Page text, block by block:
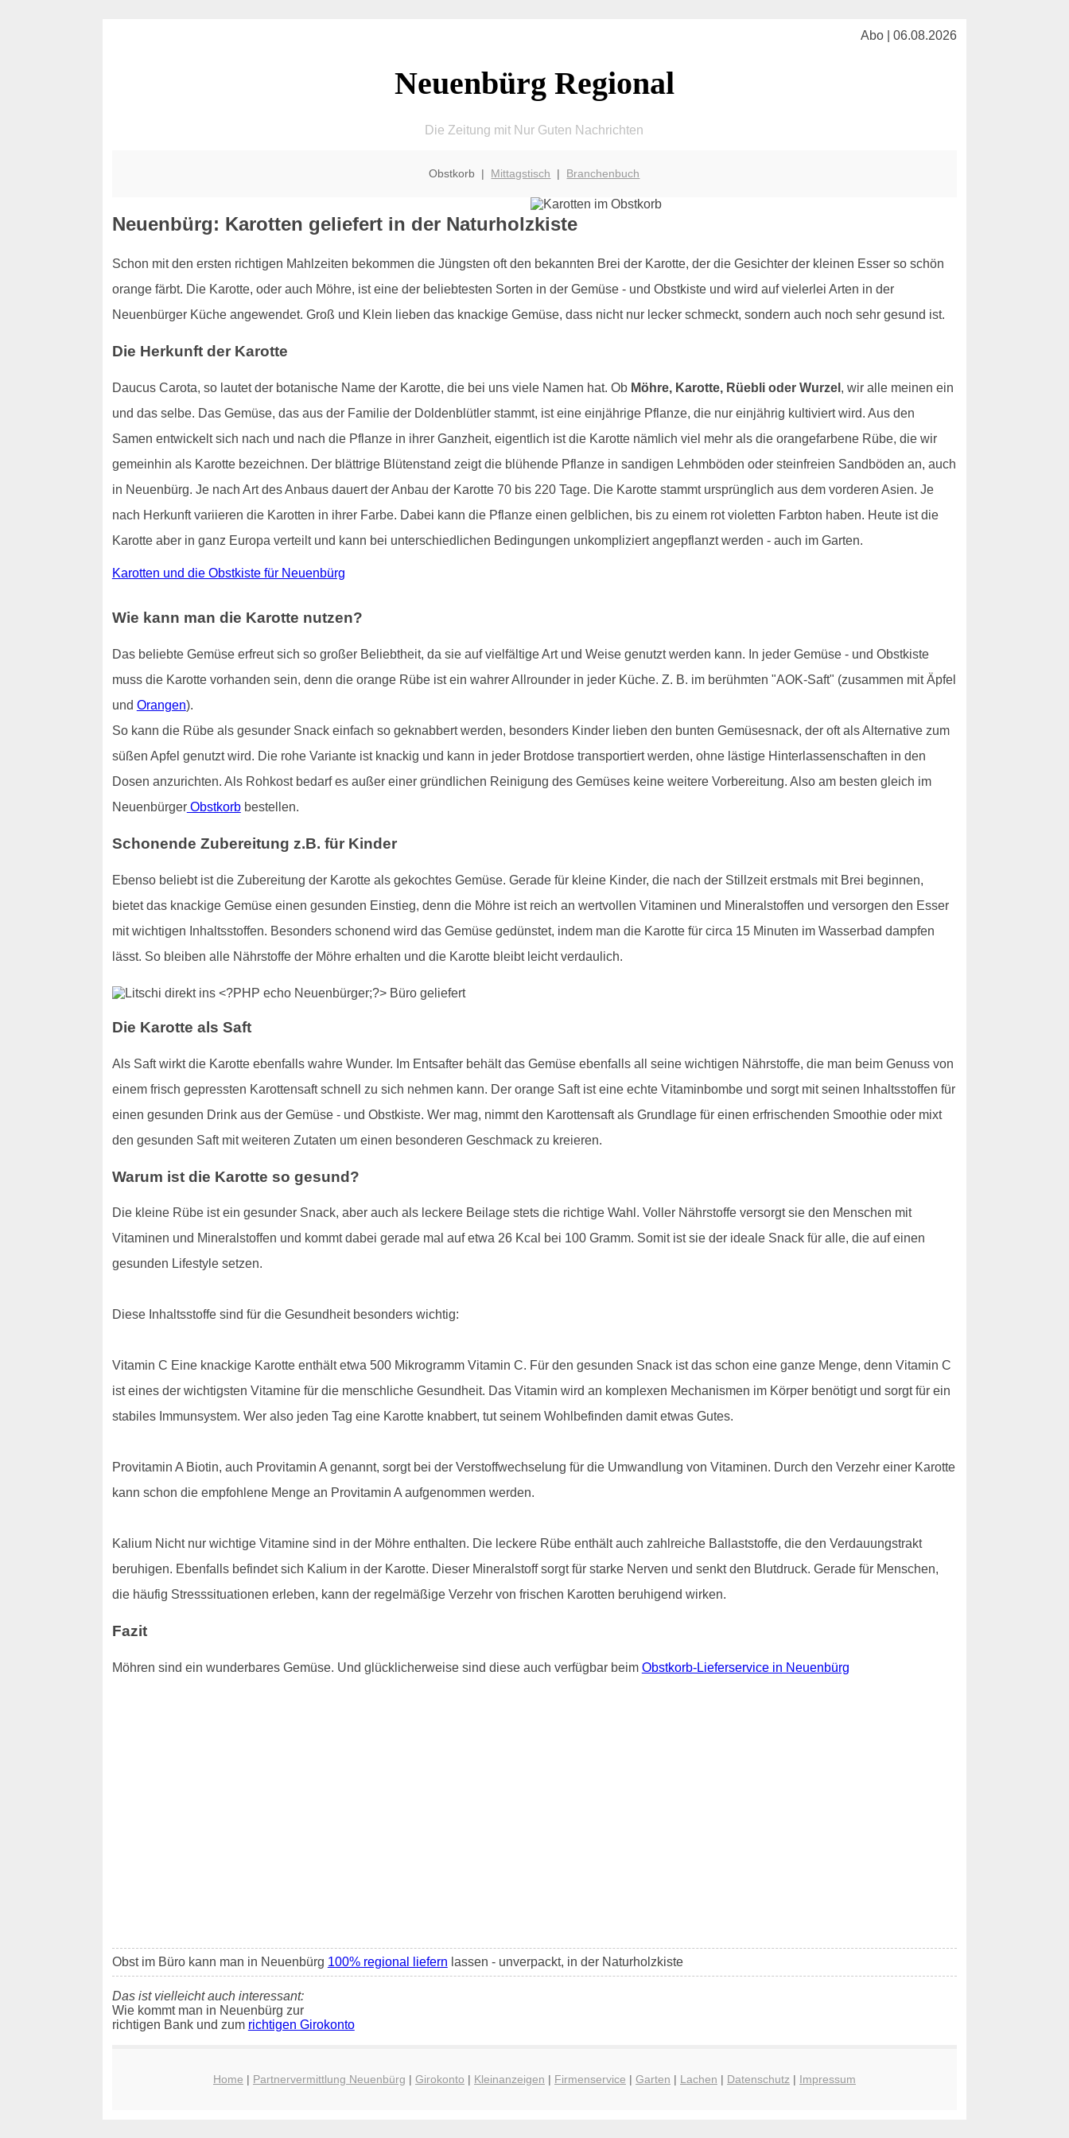
Abo | 06.08.2026
Neuenbürg Regional
Die Zeitung mit Nur Guten Nachrichten
Obstkorb | Mittagstisch | Branchenbuch
Neuenbürg: Karotten geliefert in der Naturholzkiste
Schon mit den ersten richtigen Mahlzeiten bekommen die Jüngsten oft den bekannten Brei der Karotte, der die Gesichter der kleinen Esser so schön
orange färbt. Die Karotte, oder auch Möhre, ist eine der beliebtesten Sorten in der Gemüse - und Obstkiste und wird auf vielerlei Arten in der
Neuenbürger Küche angewendet. Groß und Klein lieben das knackige Gemüse, dass nicht nur lecker schmeckt, sondern auch noch sehr gesund ist.
Die Herkunft der Karotte
Daucus Carota, so lautet der botanische Name der Karotte, die bei uns viele Namen hat. Ob Möhre, Karotte, Rüebli oder Wurzel , wir alle meinen ein
und das selbe. Das Gemüse, das aus der Familie der Doldenblütler stammt, ist eine einjährige Pflanze, die nur einjährig kultiviert wird. Aus den
Samen entwickelt sich nach und nach die Pflanze in ihrer Ganzheit, eigentlich ist die Karotte nämlich viel mehr als die orangefarbene Rübe, die wir
gemeinhin als Karotte bezeichnen. Der blättrige Blütenstand zeigt die blühende Pflanze in sandigen Lehmböden oder steinfreien Sandböden an, auch
in Neuenbürg. Je nach Art des Anbaus dauert der Anbau der Karotte 70 bis 220 Tage. Die Karotte stammt ursprünglich aus dem vorderen Asien. Je
nach Herkunft variieren die Karotten in ihrer Farbe. Dabei kann die Pflanze einen gelblichen, bis zu einem rot violetten Farbton haben. Heute ist die
Karotte aber in ganz Europa verteilt und kann bei unterschiedlichen Bedingungen unkompliziert angepflanzt werden - auch im Garten.
Karotten und die Obstkiste für Neuenbürg
Wie kann man die Karotte nutzen?
Das beliebte Gemüse erfreut sich so großer Beliebtheit, da sie auf vielfältige Art und Weise genutzt werden kann. In jeder Gemüse - und Obstkiste
muss die Karotte vorhanden sein, denn die orange Rübe ist ein wahrer Allrounder in jeder Küche. Z. B. im berühmten "AOK-Saft" (zusammen mit Äpfel
und Orangen).
So kann die Rübe als gesunder Snack einfach so geknabbert werden, besonders Kinder lieben den bunten Gemüsesnack, der oft als Alternative zum
süßen Apfel genutzt wird. Die rohe Variante ist knackig und kann in jeder Brotdose transportiert werden, ohne lästige Hinterlassenschaften in den
Dosen anzurichten. Als Rohkost bedarf es außer einer gründlichen Reinigung des Gemüses keine weitere Vorbereitung. Also am besten gleich im
NeuenbürgerObstkorbbestellen.
Schonende Zubereitung z.B. für Kinder
Ebenso beliebt ist die Zubereitung der Karotte als gekochtes Gemüse. Gerade für kleine Kinder, die nach der Stillzeit erstmals mit Brei beginnen,
bietet das knackige Gemüse einen gesunden Einstieg, denn die Möhre ist reich an wertvollen Vitaminen und Mineralstoffen und versorgen den Esser
mit wichtigen Inhaltsstoffen. Besonders schonend wird das Gemüse gedünstet, indem man die Karotte für circa 15 Minuten im Wasserbad dampfen
lässt. So bleiben alle Nährstoffe der Möhre erhalten und die Karotte bleibt leicht verdaulich.
Die Karotte als Saft
Als Saft wirkt die Karotte ebenfalls wahre Wunder. Im Entsafter behält das Gemüse ebenfalls all seine wichtigen Nährstoffe, die man beim Genuss von
einem frisch gepressten Karottensaft schnell zu sich nehmen kann. Der orange Saft ist eine echte Vitaminbombe und sorgt mit seinen Inhaltsstoffen für
einen gesunden Drink aus der Gemüse - und Obstkiste. Wer mag, nimmt den Karottensaft als Grundlage für einen erfrischenden Smoothie oder mixt
den gesunden Saft mit weiteren Zutaten um einen besonderen Geschmack zu kreieren.
Warum ist die Karotte so gesund?
Die kleine Rübe ist ein gesunder Snack, aber auch als leckere Beilage stets die richtige Wahl. Voller Nährstoffe versorgt sie den Menschen mit
Vitaminen und Mineralstoffen und kommt dabei gerade mal auf etwa 26 Kcal bei 100 Gramm. Somit ist sie der ideale Snack für alle, die auf einen
gesunden Lifestyle setzen.
Diese Inhaltsstoffe sind für die Gesundheit besonders wichtig:
Vitamin C Eine knackige Karotte enthält etwa 500 Mikrogramm Vitamin C. Für den gesunden Snack ist das schon eine ganze Menge, denn Vitamin C
ist eines der wichtigsten Vitamine für die menschliche Gesundheit. Das Vitamin wird an komplexen Mechanismen im Körper benötigt und sorgt für ein
stabiles Immunsystem. Wer also jeden Tag eine Karotte knabbert, tut seinem Wohlbefinden damit etwas Gutes.
Provitamin A Biotin, auch Provitamin A genannt, sorgt bei der Verstoffwechselung für die Umwandlung von Vitaminen. Durch den Verzehr einer Karotte
kann schon die empfohlene Menge an Provitamin A aufgenommen werden.
Kalium Nicht nur wichtige Vitamine sind in der Möhre enthalten. Die leckere Rübe enthält auch zahlreiche Ballaststoffe, die den Verdauungstrakt
beruhigen. Ebenfalls befindet sich Kalium in der Karotte. Dieser Mineralstoff sorgt für starke Nerven und senkt den Blutdruck. Gerade für Menschen,
die häufig Stresssituationen erleben, kann der regelmäßige Verzehr von frischen Karotten beruhigend wirken.
Fazit
Möhren sind ein wunderbares Gemüse. Und glücklicherweise sind diese auch verfügbar beim Obstkorb-Lieferservice in Neuenbürg
Obst im Büro kann man in Neuenbürg 100% regional liefern lassen - unverpackt, in der Naturholzkiste
Das ist vielleicht auch interessant:
Wie kommt man in Neuenbürg zur
richtigen Bank und zum richtigen Girokonto
Home | Partnervermittlung Neuenbürg | Girokonto | Kleinanzeigen | Firmenservice | Garten | Lachen | Datenschutz| Impressum